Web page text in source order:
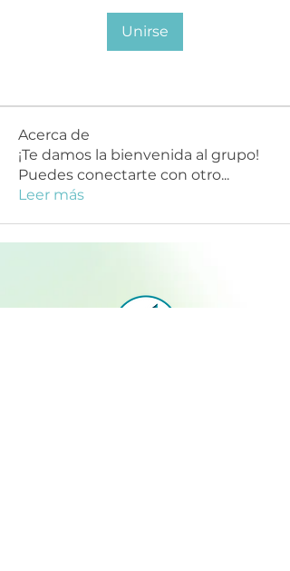
Unirse
Acerca de
¡Te damos la bienvenida al grupo!
Puedes conectarte con otro...
Leer más